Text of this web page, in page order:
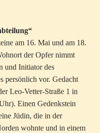
am 16. Mai und am 18.
der Opfer nimmt
und Initiator des
persönlich vor. Gedacht
Leo-Vetter-Straße 1 in
Einen Gedenkstein
Jüdin, die in der
wohnte und in einem